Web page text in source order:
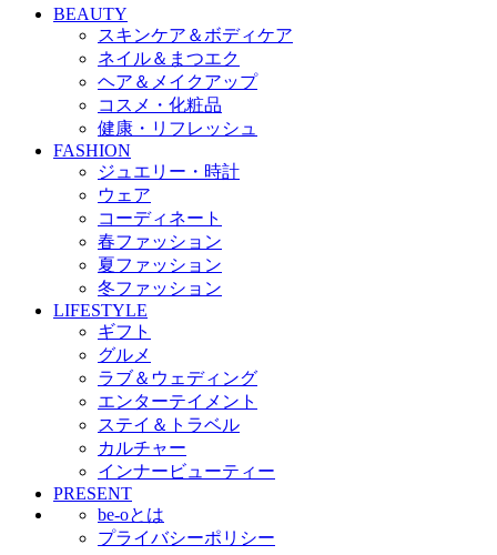
BEAUTY
スキンケア＆ボディケア
ネイル＆まつエク
ヘア＆メイクアップ
コスメ・化粧品
健康・リフレッシュ
FASHION
ジュエリー・時計
ウェア
コーディネート
春ファッション
夏ファッション
冬ファッション
LIFESTYLE
ギフト
グルメ
ラブ＆ウェディング
エンターテイメント
ステイ＆トラベル
カルチャー
インナービューティー
PRESENT
be-oとは
プライバシーポリシー